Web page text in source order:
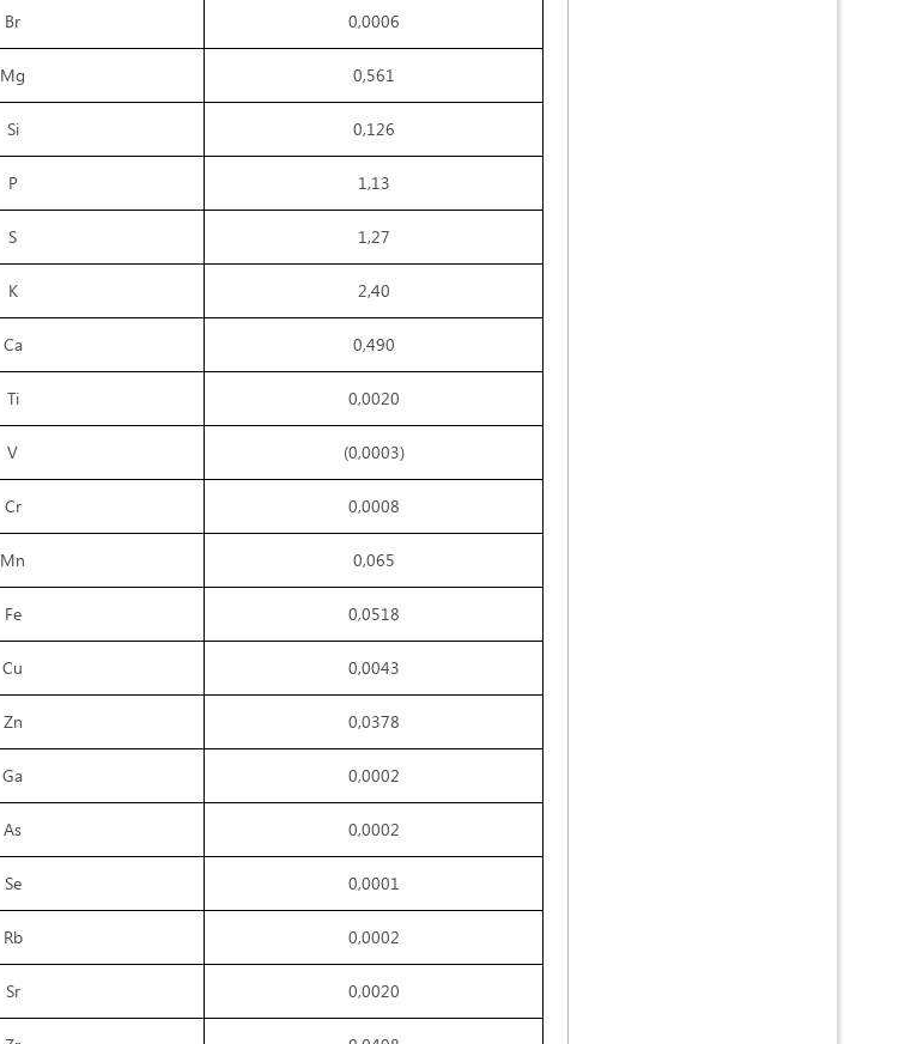
Br 0,0006
Mg 0,561
Si 0,126
P 1,13
S 1,27
K 2,40
Ca 0,490
Ti 0,0020
V (0,0003)
Cr 0,0008
Mn 0,065
Fe 0,0518
Cu 0,0043
Zn 0,0378
Ga 0,0002
As 0,0002
Se 0,0001
Rb 0,0002
Sr 0,0020